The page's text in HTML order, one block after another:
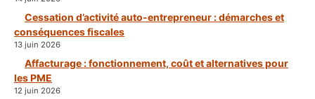
Cessation d’activité auto-entrepreneur : démarches et
conséquences fiscales
13 juin 2026
Affacturage : fonctionnement, coût et alternatives pour
les PME
12 juin 2026